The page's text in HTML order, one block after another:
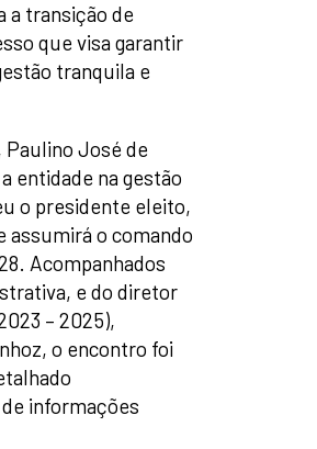
a transição de
que visa garantir
tranquila e
José de
entidade na gestão
o presidente eleito,
assumirá o comando
Acompanhados
e do diretor
– 2025),
o encontro foi
informações